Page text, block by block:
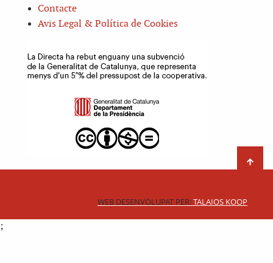
Contacte
Avis Legal & Política de Cookies
WEB DESENVOLUPAT PER:TALAIOS KOOP
;